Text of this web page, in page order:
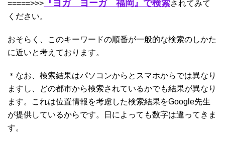
=====>>> 『ヨガ ヨーガ 福岡』で検索されてみて
ください。
おそらく、このキーワードの順番が一般的な検索のしかた
に近いと考えております。
＊なお、検索結果はパソコンからとスマホからでは異なり
ますし、どの都市から検索されているかでも結果が異なり
ます。これは位置情報を考慮した検索結果をGoogle先生
が提供しているからです。日によっても数字は違ってきま
す。